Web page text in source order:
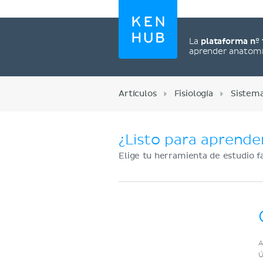
La plataforma nº
aprender
Artículos Fisiología
¿Listo para
Elige tu herramienta de estudio